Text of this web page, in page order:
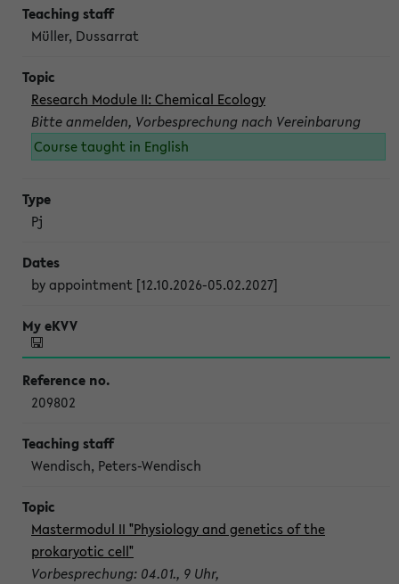
Müller, Dussarrat
Research Module II: Chemical Ecology
Bitte anmelden, Vorbesprechung nach Vereinbarung
Course taught in English
Pj
by appointment [12.10.2026-05.02.2027]
209802
Wendisch, Peters-Wendisch
Mastermodul II "Physiology and genetics of the
prokaryotic cell"
Vorbesprechung: 04.01., 9 Uhr,